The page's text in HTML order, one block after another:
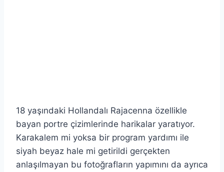
18 yaşındaki Hollandalı Rajacenna özellikle
bayan portre çizimlerinde harikalar yaratıyor.
Karakalem mi yoksa bir program yardımı ile
siyah beyaz hale mi getirildi gerçekten
anlaşılmayan bu fotoğrafların yapımını da ayrıca